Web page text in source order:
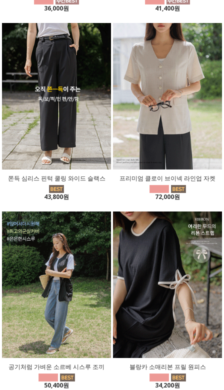
36,000원 41,400원
쫀득 심리스 핀턱 쿨링 와이드 슬랙스
43,800원
프리미엄 클로이 브이넥 라인업 자켓
72,000원
공기처럼 가벼운 소르베 시스루 조끼
50,400원
블랑카 소매리본 프릴 원피스
34,200원